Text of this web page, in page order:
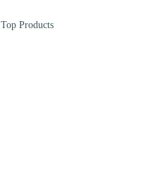
Top Products